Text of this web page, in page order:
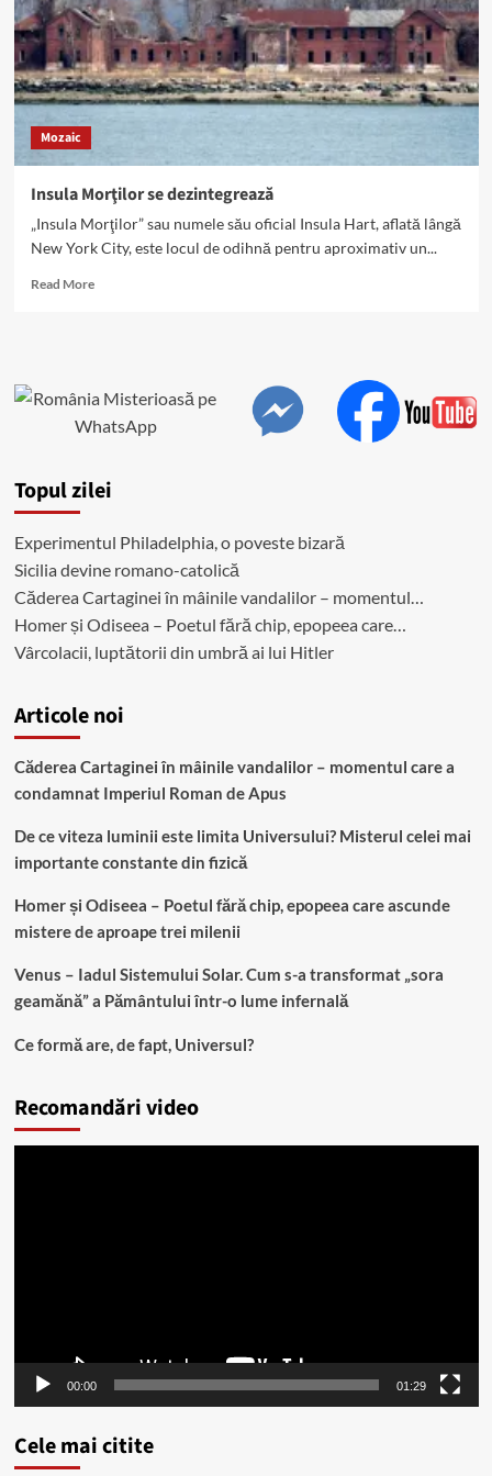
Mozaic
Insula Morţilor se dezintegrează
„Insula Morţilor” sau numele său oficial Insula Hart, aflată lângă
New York City, este locul de odihnă pentru aproximativ un...
Read MoreRead
dezintegrează
Topul zilei
Experimentul Philadelphia, o poveste bizară
Sicilia devine romano-catolică
Căderea Cartaginei în mâinile vandalilor – momentul…
Homer și Odiseea – Poetul fără chip, epopeea care…
Vârcolacii, luptătorii din umbră ai lui Hitler
Articole noi
Căderea Cartaginei în mâinile vandalilor – momentul care a
condamnat Imperiul Roman de Apus
De ce viteza luminii este limita Universului? Misterul celei mai
importante constante din fizică
Homer și Odiseea – Poetul fără chip, epopeea care ascunde
mistere de aproape trei milenii
Venus – Iadul Sistemului Solar. Cum s-a transformat „sora
geamănă” a Pământului într-o lume infernală
Ce formă are, de fapt, Universul?
Recomandări video
00:00 01:29
Cele mai citite